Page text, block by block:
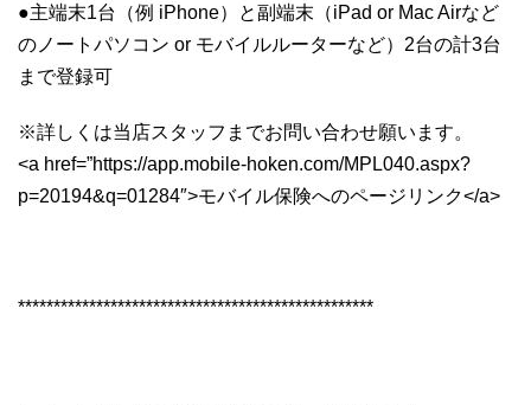
●主端末1台（例 iPhone）と副端末（iPad or Mac Airなど
のノートパソコン or モバイルルーターなど）2台の計3台
まで登録可
※詳しくは当店スタッフまでお問い合わせ願います。
<a href=”https://app.mobile-hoken.com/MPL040.aspx?
p=20194&q=01284″>モバイル保険へのページリンク</a>
**************************************************